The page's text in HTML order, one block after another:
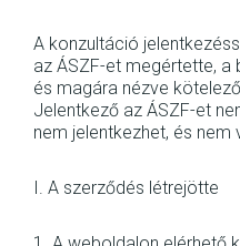
A konzultáció
az ÁSZF-et megértette,
és magára nézve
Jelentkező az ÁSZF-et
nem jelentkezhet, és nem
I. A szerződés létrejötte